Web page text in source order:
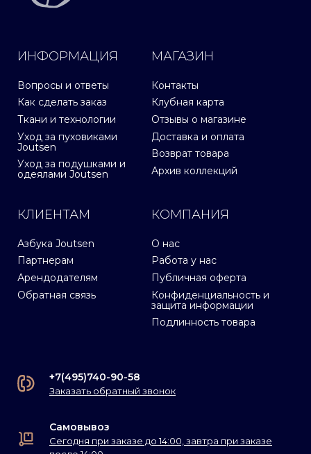
ИНФОРМАЦИЯ
Вопросы и ответы
Как сделать заказ
Ткани и технологии
Уход за пуховиками
Joutsen
Уход за подушками и
одеялами Joutsen
МАГАЗИН
Контакты
Клубная карта
Отзывы о магазине
Доставка и оплата
Возврат товара
Архив коллекций
КЛИЕНТАМ
Азбука Joutsen
Партнерам
Арендодателям
Обратная связь
КОМПАНИЯ
О нас
Работа у нас
Публичная оферта
Конфиденциальность и
защита информации
Подлинность товара
+7(495)740-90-58
Заказать обратный звонок
Самовывоз
Сегодня при заказе до 14:00, завтра при заказе